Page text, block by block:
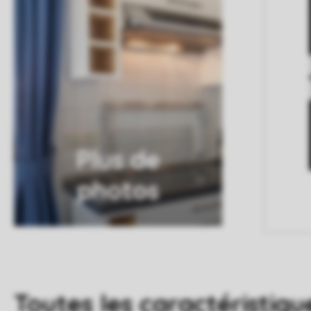
Plus de
photos
Toutesles